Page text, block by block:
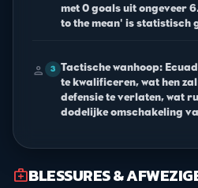
met 0 goals uit ongeveer
to the mean' is statistisch
person 3
Tactische wanhoop:
te kwalificeren, wat hen
defensie te verlaten, wat
dodelijke omschakeling
medical_servicesBLESSURES &